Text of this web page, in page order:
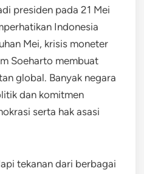
presiden pada 21 Mei
Indonesia
Mei, krisis moneter
Soeharto membuat
global. Banyak negara
dan komitmen
serta hak asasi
tekanan dari berbagai